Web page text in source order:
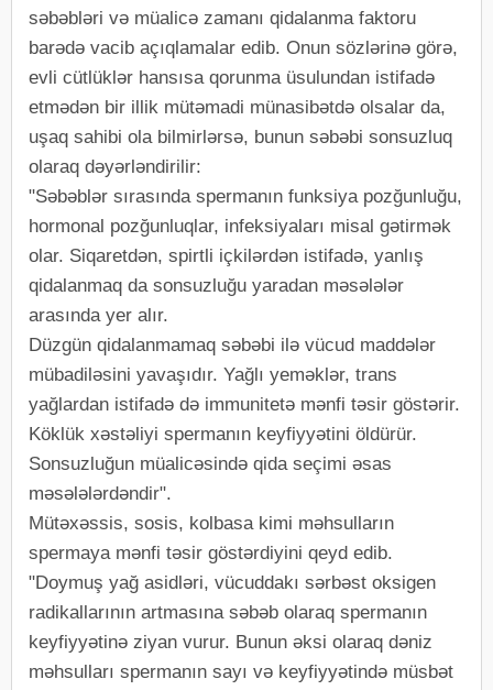
səbəbləri və müalicə zamanı qidalanma faktoru
barədə vacib açıqlamalar edib. Onun sözlərinə görə,
evli cütlüklər hansısa qorunma üsulundan istifadə
etmədən bir illik mütəmadi münasibətdə olsalar da,
uşaq sahibi ola bilmirlərsə, bunun səbəbi sonsuzluq
olaraq dəyərləndirilir:
"Səbəblər sırasında spermanın funksiya pozğunluğu,
hormonal pozğunluqlar, infeksiyaları misal gətirmək
olar. Siqaretdən, spirtli içkilərdən istifadə, yanlış
qidalanmaq da sonsuzluğu yaradan məsələlər
arasında yer alır.
Düzgün qidalanmamaq səbəbi ilə vücud maddələr
mübadiləsini yavaşıdır. Yağlı yeməklər, trans
yağlardan istifadə də immunitetə mənfi təsir göstərir.
Köklük xəstəliyi spermanın keyfiyyətini öldürür.
Sonsuzluğun müalicəsində qida seçimi əsas
məsələlərdəndir".
Mütəxəssis, sosis, kolbasa kimi məhsulların
spermaya mənfi təsir göstərdiyini qeyd edib.
"Doymuş yağ asidləri, vücuddakı sərbəst oksigen
radikallarının artmasına səbəb olaraq spermanın
keyfiyyətinə ziyan vurur. Bunun əksi olaraq dəniz
məhsulları spermanın sayı və keyfiyyətində müsbət